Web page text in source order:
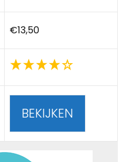
€13,50
BEKIJKEN